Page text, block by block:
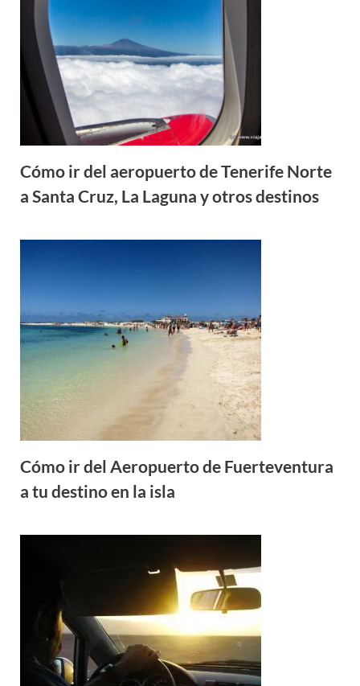
Cómo ir del aeropuerto de Tenerife Norte
a Santa Cruz, La Laguna y otros destinos
Cómo ir del Aeropuerto de Fuerteventura
a tu destino en la isla